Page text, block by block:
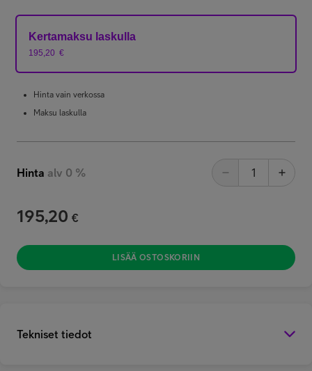
Kertamaksu laskulla
195,20 €
Hinta vain verkossa
Maksu laskulla
Hinta alv 0 %
195,20 €
LISÄÄ OSTOSKORIIN
Tekniset tiedot